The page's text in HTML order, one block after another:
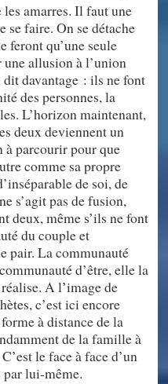
amarres. Il faut une
se faire. On se détache
feront qu’une seule
allusion à l’union
dit davantage : ils ne font
des personnes, la
L’horizon maintenant,
deux deviennent un
à parcourir pour que
comme sa propre
de soi, de
s’agit pas de fusion,
deux, même s’ils ne font
du couple et
pair. La communauté
d’être, elle la
A l’image de
c’est ici encore
à distance de la
de la famille à
le face à face d’un
par lui-même.